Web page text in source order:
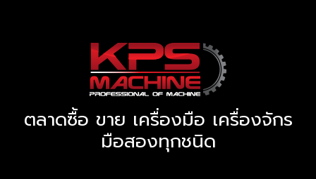
ตลาดซื้อ ขาย เครื่องมือ เครื่องจักร
มือสองทุกชนิด